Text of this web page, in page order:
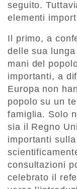
seguito.
elementi
Il primo, a
delle sua
mani del
importanti, a
Europa non
popolo su un
famiglia. Solo
sia il Regno
importanti
consultazioni
celebrato il